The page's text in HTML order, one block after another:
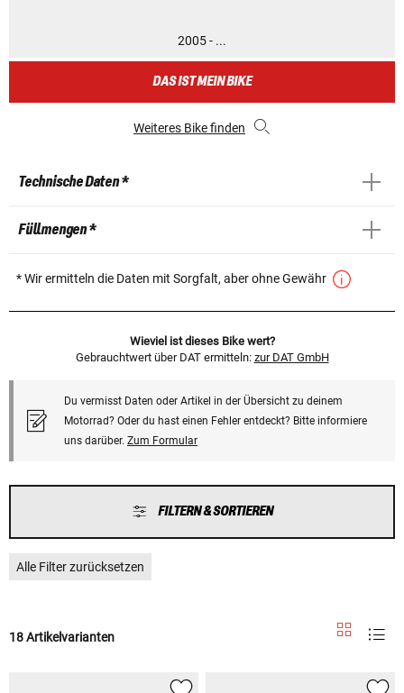
2005 - ...
DAS IST MEIN BIKE
Weiteres Bike finden
Technische Daten *
Füllmengen *
* Wir ermitteln die Daten mit Sorgfalt, aber ohne Gewähr
Wieviel ist dieses Bike wert?
Gebrauchtwert über DAT ermitteln: zur DAT GmbH
Du vermisst Daten oder Artikel in der Übersicht zu deinem
Motorrad? Oder du hast einen Fehler entdeckt? Bitte informiere
uns darüber. Zum Formular
FILTERN & SORTIEREN
Alle Filter zurücksetzen
18 Artikelvarianten